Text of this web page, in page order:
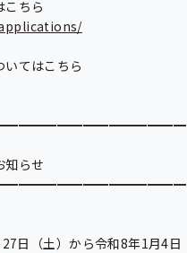
知らせ
日（土）から令和8年1月4日